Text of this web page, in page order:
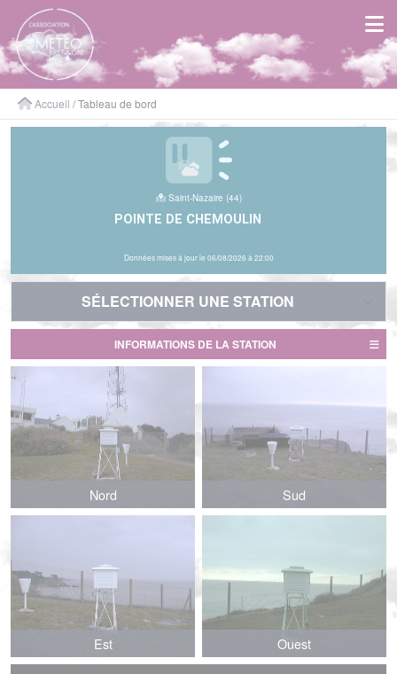
Accueil / Tableau de bord
Saint-Nazaire (44)
POINTE DE CHEMOULIN
Données mises à jour le 06/08/2026 à 22:00
SÉLECTIONNER UNE STATION
SÉLECTIONNER UNE STATION
INFORMATIONS DE LA STATION
Nord Sud
Est Ouest
Panneau de gestion des cookies